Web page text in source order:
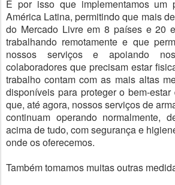
É por isso que implementamos um
América Latina, permitindo que mais
do Mercado Livre em 8 países e 20
trabalhando remotamente e que
nossos serviços e apoiando
colaboradores que precisam estar
trabalho contam com as mais altas
disponíveis para proteger o bem-
que, até agora, nossos serviços de
continuam operando normalmente,
acima de tudo, com segurança e
onde os oferecemos.
Também tomamos muitas outras